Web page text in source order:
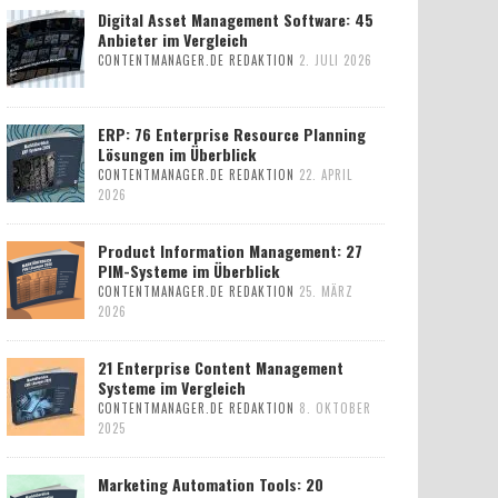
Digital Asset Management Software: 45
Anbieter im Vergleich
CONTENTMANAGER.DE REDAKTION 2. JULI 2026
ERP: 76 Enterprise Resource Planning
Lösungen im Überblick
CONTENTMANAGER.DE REDAKTION 22. APRIL
2026
Product Information Management: 27
PIM-Systeme im Überblick
CONTENTMANAGER.DE REDAKTION 25. MÄRZ
2026
21 Enterprise Content Management
Systeme im Vergleich
CONTENTMANAGER.DE REDAKTION 8. OKTOBER
2025
Marketing Automation Tools: 20